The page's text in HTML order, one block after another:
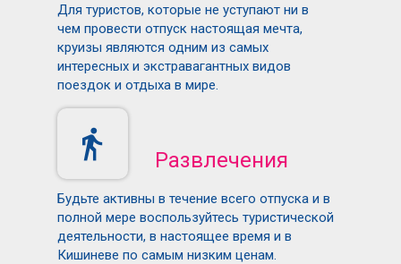
Для туристов, которые не уступают ни в
чем провести отпуск настоящая мечта,
круизы являются одним из самых
интересных и экстравагантных видов
поездок и отдыха в мире.
Развлечения
Будьте активны в течение всего отпуска и в
полной мере воспользуйтесь туристической
деятельности, в настоящее время и в
Кишиневе по самым низким ценам.